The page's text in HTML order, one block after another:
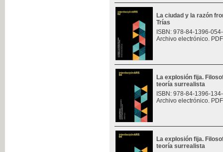
La ciudad y la razón
Trías
ISBN: 978-84-1396-
Archivo electrónico.
La explosión fija.
teoría surrealista
ISBN: 978-84-1396-
Archivo electrónico.
La explosión fija.
teoría surrealista